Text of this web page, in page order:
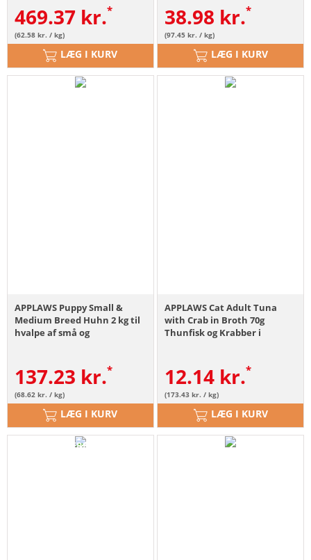
469.37 kr.
(62.58 kr. / kg)
LÆG I KURV
38.98 kr.
(97.45 kr. / kg)
LÆG I KURV
APPLAWS Puppy Small &
Medium Breed Huhn 2 kg til
hvalpe af små og
137.23 kr.
(68.62 kr. / kg)
LÆG I KURV
APPLAWS Cat Adult Tuna
with Crab in Broth 70g
Thunfisk og Krabber i
12.14 kr.
(173.43 kr. / kg)
LÆG I KURV
ABVERKAUF